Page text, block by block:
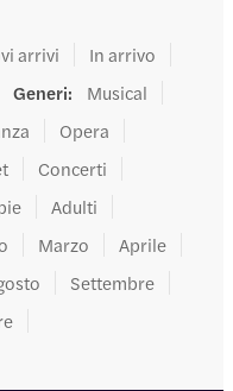
arrivi
In arrivo
Generi:
Musical
Opera
Concerti
Adulti
Marzo
Aprile
Settembre